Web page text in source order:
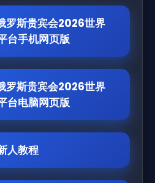
罗斯贵宾会2026世界
台手机网页版
罗斯贵宾会2026世界
台电脑网页版
人教程